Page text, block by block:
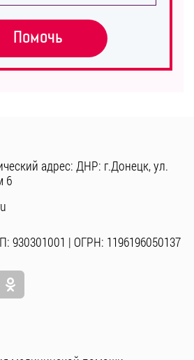
Помочь
адрес: ДНР: г.Донецк, ул.
6
930301001 | ОГРН: 1196196050137